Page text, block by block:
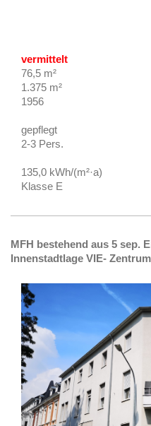
vermittelt
76,5 m²
1.375 m²
1956
gepflegt
2-3 Pers.
135,0 kWh/(m²·a)
Klasse E
MFH bestehend aus 5 sep.
Innenstadtlage VIE- Zentrum